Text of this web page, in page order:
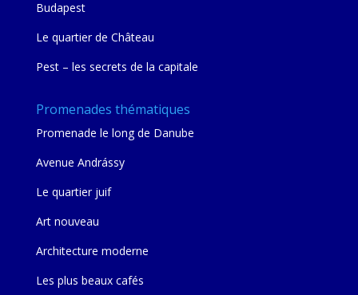
Budapest
Le quartier de Château
Pest – les secrets de la capitale
Promenades thématiques
Promenade le long de Danube
Avenue Andrássy
Le quartier juif
Art nouveau
Architecture moderne
Les plus beaux cafés